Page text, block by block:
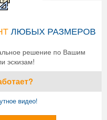
ЛЮБЫХ РАЗМЕРОВ
решение по Вашим
эскизам!
видео!